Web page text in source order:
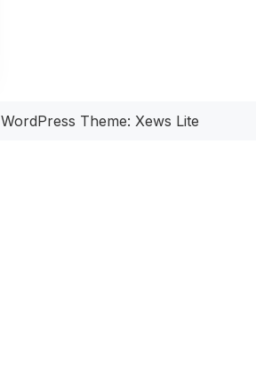
WordPress Theme: Xews Lite